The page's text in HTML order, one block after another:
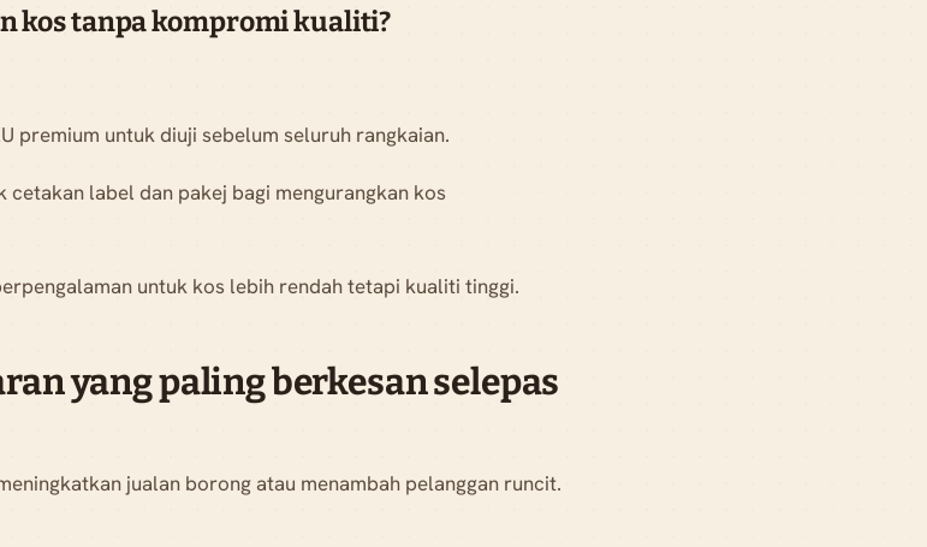
kos tanpa kompromi kualiti?
premium untuk diuji sebelum seluruh rangkaian.
cetakan label dan pakej bagi mengurangkan kos
untuk kos lebih rendah tetapi kualiti tinggi.
yang paling berkesan selepas
jualan borong atau menambah pelanggan runcit.